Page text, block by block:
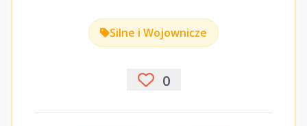
Silne i Wojownicze
0